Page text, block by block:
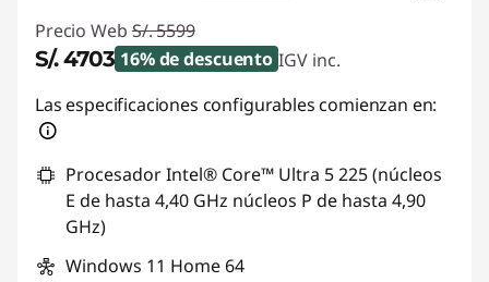
Precio Web S/. 5599
S/. 4703 16% de descuento IGV inc.
Ahorros instantáneos :-S/. 896
Las especificaciones configurables comienzan en:
Procesador Intel® Core™ Ultra 5 225 (núcleos
E de hasta 4,40 GHz núcleos P de hasta 4,90
GHz)
Windows 11 Home 64